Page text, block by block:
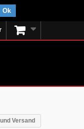
Ok
Versand